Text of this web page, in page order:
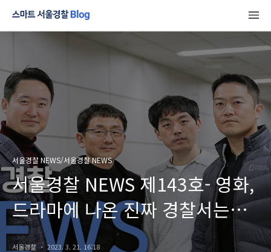
서울경찰 NEWS/서울경찰 NEWS
서울경찰 NEWS 제143호- 영화,
드라마에 나온 진짜 경찰서는
어디?
서울경찰 2023. 3. 21. 16:18